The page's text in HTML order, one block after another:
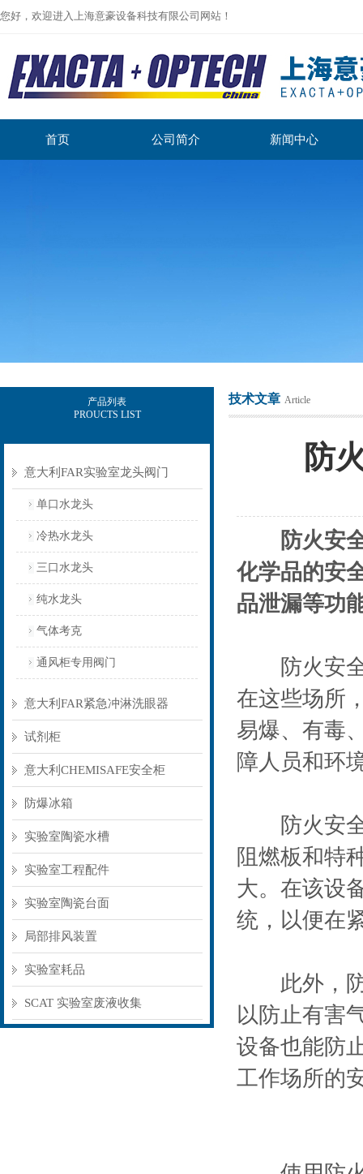
您好，欢迎进入上海意豪设备科技有限公司网站！
首页 公司简介 新闻中心
产品列表
PROUCTS LIST
意大利FAR实验室龙头阀门
单口水龙头
冷热水龙头
三口水龙头
纯水龙头
气体考克
通风柜专用阀门
意大利FAR紧急冲淋洗眼器
试剂柜
意大利CHEMISAFE安全柜
防爆冰箱
实验室陶瓷水槽
实验室工程配件
实验室陶瓷台面
局部排风装置
实验室耗品
SCAT 实验室废液收集
技术文章 Article
防
防火安
化学品的安
品泄漏等功
防火安全
在这些场所
易爆、有毒
障人员和环
防火安全
阻燃板和特
大。在该设
统，以便在
此外，防
以防止有害
设备也能防
工作场所的